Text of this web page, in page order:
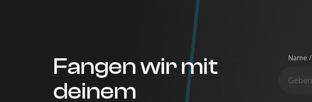
Fangen wir mit
deinem
Name